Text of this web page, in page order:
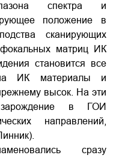
спектра и
положение в
сканирующих
матриц ИК
становится все
ИК материалы и
высок. На эти
в ГОИ
направлений,
сразу